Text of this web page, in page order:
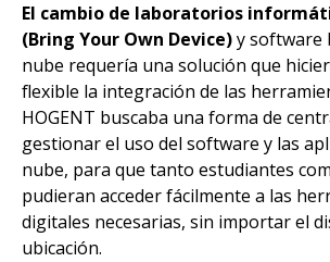
El cambio de laboratorios
(Bring Your Own Device)y software
nube requería una solución que
flexible la integración de las
HOGENT buscaba una forma de
gestionar el uso del software y las
nube, para que tanto estudiantes
pudieran acceder fácilmente a las
digitales necesarias, sin importar el
ubicación.